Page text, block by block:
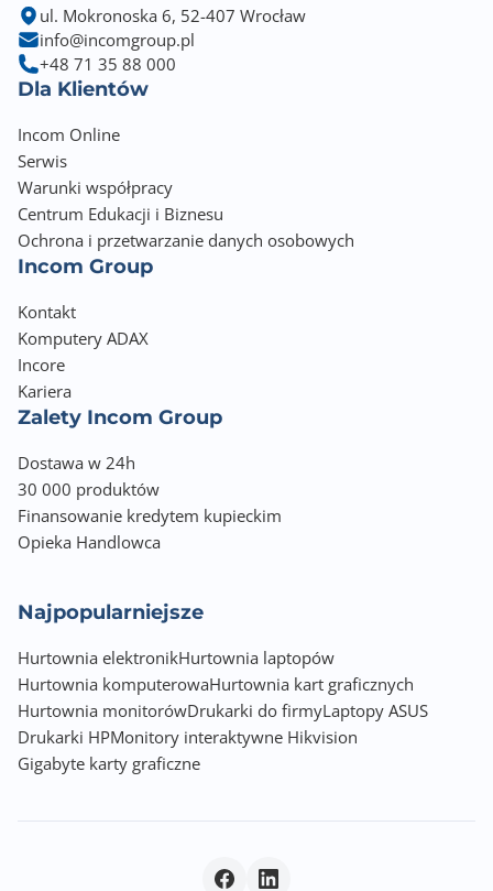
ul. Mokronoska 6, 52-407 Wrocław
info@incomgroup.pl
+48 71 35 88 000
Dla Klientów
Incom Online
Serwis
Warunki współpracy
Centrum Edukacji i Biznesu
Ochrona i przetwarzanie danych osobowych
Incom Group
Kontakt
Komputery ADAX
Incore
Kariera
Zalety Incom Group
Dostawa w 24h
30 000 produktów
Finansowanie kredytem kupieckim
Opieka Handlowca
Najpopularniejsze
Hurtownia elektronikHurtownia laptopów
Hurtownia komputerowaHurtownia kart graficznych
Hurtownia monitorówDrukarki do firmyLaptopy ASUS
Drukarki HPMonitory interaktywne Hikvision
Gigabyte karty graficzne